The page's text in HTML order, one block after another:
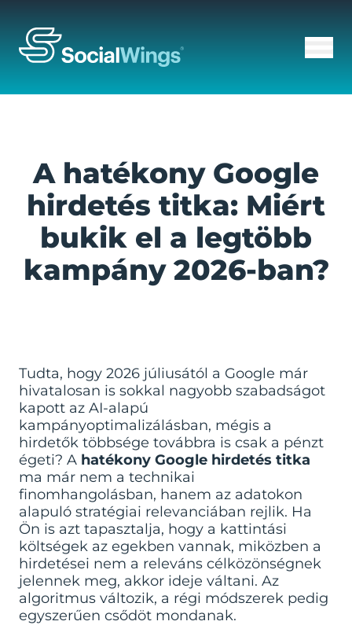
A hatékony Google
hirdetés titka: Miért
bukik el a legtöbb
kampány 2026-ban?
Tudta, hogy 2026 júliusától a Google már
hivatalosan is sokkal nagyobb szabadságot
kapott az AI-alapú
kampányoptimalizálásban, mégis a
hirdetők többsége továbbra is csak a pénzt
égeti? A hatékony Google hirdetés titka
ma már nem a technikai
finomhangolásban, hanem az adatokon
alapuló stratégiai relevanciában rejlik. Ha
Ön is azt tapasztalja, hogy a kattintási
költségek az egekben vannak, miközben a
hirdetései nem a releváns célközönségnek
jelennek meg, akkor ideje váltani. Az
algoritmus változik, a régi módszerek pedig
egyszerűen csődöt mondanak.